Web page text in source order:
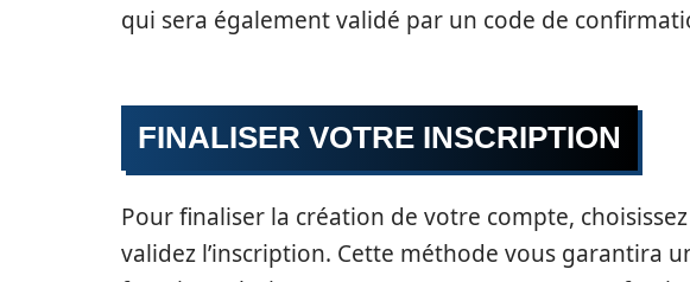
qui sera également validé par un code de
FINALISER VOTRE INSCRIPTION
Pour finaliser la création de votre compte,
validez l’inscription. Cette méthode vous garantira